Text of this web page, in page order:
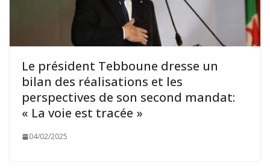
Le président Tebboune dresse un
bilan des réalisations et les
perspectives de son second mandat:
« La voie est tracée »
04/02/2025